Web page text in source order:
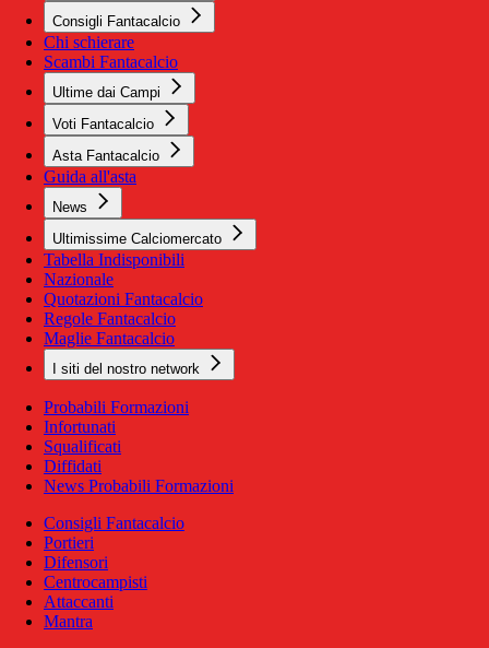
Consigli Fantacalcio
Chi schierare
Scambi Fantacalcio
Ultime dai Campi
Voti Fantacalcio
Asta Fantacalcio
Guida all'asta
News
Ultimissime Calciomercato
Tabella Indisponibili
Nazionale
Quotazioni Fantacalcio
Regole Fantacalcio
Maglie Fantacalcio
I siti del nostro network
Probabili Formazioni
Infortunati
Squalificati
Diffidati
News Probabili Formazioni
Consigli Fantacalcio
Portieri
Difensori
Centrocampisti
Attaccanti
Mantra